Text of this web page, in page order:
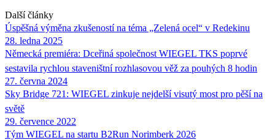
Další články
Úspěšná výměna zkušeností na téma „Zelená ocel“ v Redekinu
28. ledna 2025
Německá premiéra: Dceřiná společnost WIEGEL TKS poprvé
sestavila rychlou staveništní rozhlasovou věž za pouhých 8 hodin
27. června 2024
Sky Bridge 721: WIEGEL zinkuje nejdelší visutý most pro pěší na
světě
29. července 2022
Tým WIEGEL na startu B2Run Norimberk 2026